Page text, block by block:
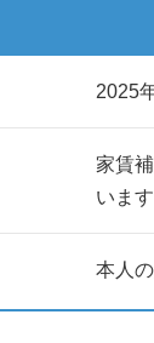
2025
家賃
いま
本人